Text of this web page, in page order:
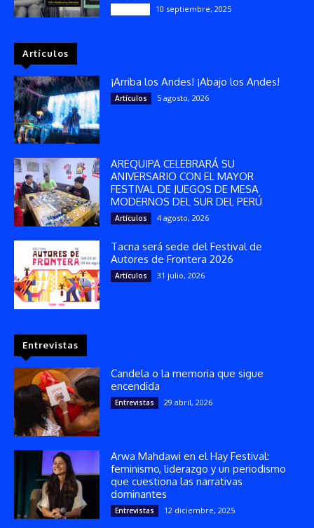
10 septiembre, 2025
Artículos
¡Arriba los Andes! ¡Abajo los Andes!
Artículos 5 agosto, 2026
AREQUIPA CELEBRARÁ SU
ANIVERSARIO CON EL MAYOR
FESTIVAL DE JUEGOS DE MESA
MODERNOS DEL SUR DEL PERÚ
Artículos 4 agosto, 2026
Tacna será sede del Festival de
Autores de Frontera 2026
Artículos 31 julio, 2026
Entrevistas
Candela o la memoria que sigue
encendida
Entrevistas 29 abril, 2026
Arwa Mahdawi en el Hay Festival:
feminismo, liderazgo y un periodismo
que cuestiona las narrativas
dominantes
Entrevistas 12 diciembre, 2025